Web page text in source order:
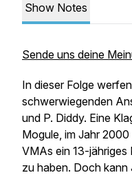
Show Notes
Sende uns deine
In dieser Folge
schwerwiegenden
und P. Diddy. Eine
Mogule, im Jahr
VMAs ein 13-
zu haben. Doch